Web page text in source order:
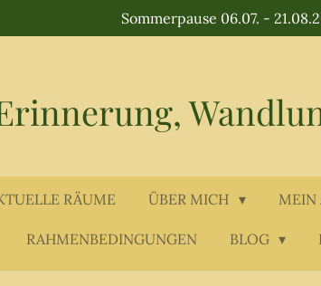
Sommerpause 06.07. -
RÄUME ÜBER MICH MEIN
RAHMENBEDINGUNGEN BLOG